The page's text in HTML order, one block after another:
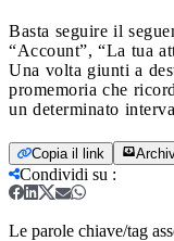
Basta seguire il
“Account”, “La tua
Una volta giunti a
promemoria che
un determinato
Copia il link
Condividi su :
Le parole chiave/tag